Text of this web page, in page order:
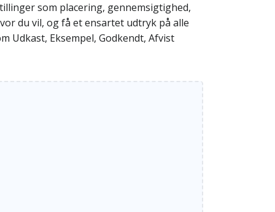
som placering, gennemsigtighed,
du vil, og få et ensartet udtryk på alle
Eksempel, Godkendt, Afvist